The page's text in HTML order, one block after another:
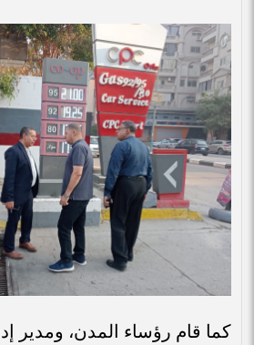
كما قام رؤساء المدن، ومدير